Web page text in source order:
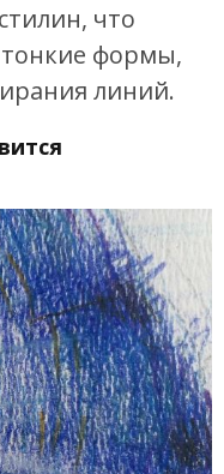
что
тонкие формы,
линий.